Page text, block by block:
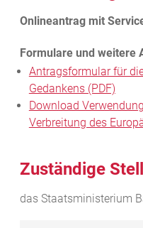
Antragsformular für
Gedankens (PDF)
Download
Verbreitung des
Zuständige
das Staatsministerium